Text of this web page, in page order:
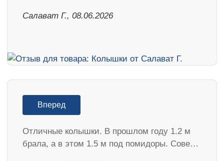
Салават Г., 08.06.2026
Вперед
Отличные колышки. В прошлом году 1.2 м
брала, а в этом 1.5 м под помидоры. Сове…